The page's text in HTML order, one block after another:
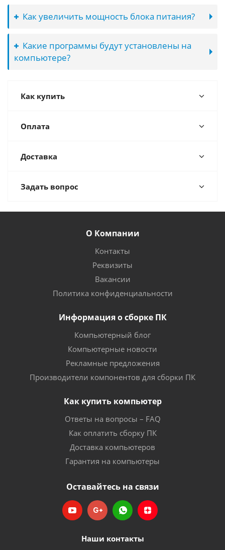
Как увеличить мощность блока питания?
Какие программы будут установлены на
компьютере?
Как купить
Оплата
Доставка
Задать вопрос
О Компании
Контакты
Реквизиты
Вакансии
Политика конфиденциальности
Информация о сборке ПК
Компьютерный блог
Компьютерные новости
Рекламные предложения
Производители компонентов для сборки ПК
Как купить компьютер
Ответы на вопросы – FAQ
Как оплатить сборку ПК
Доставка компьютеров
Гарантия на компьютеры
Оставайтесь на связи
Наши контакты